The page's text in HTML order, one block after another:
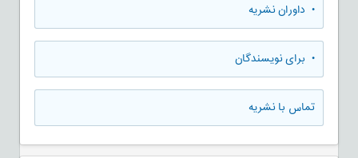
• داوران نشریه
• برای نویسندگان
تماس با نشریه